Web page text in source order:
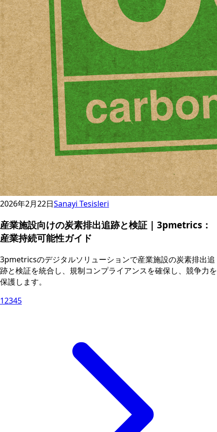
2026年2月22日Sanayi Tesisleri
産業施設向けの炭素排出追跡と検証 | 3pmetrics：
産業持続可能性ガイド
3pmetricsのデジタルソリューションで産業施設の炭素排出追
跡と検証を統合し、規制コンプライアンスを確保し、競争力を
保護します。
12345